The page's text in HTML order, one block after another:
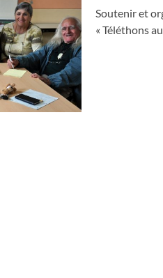
Soutenir et
« Téléthons